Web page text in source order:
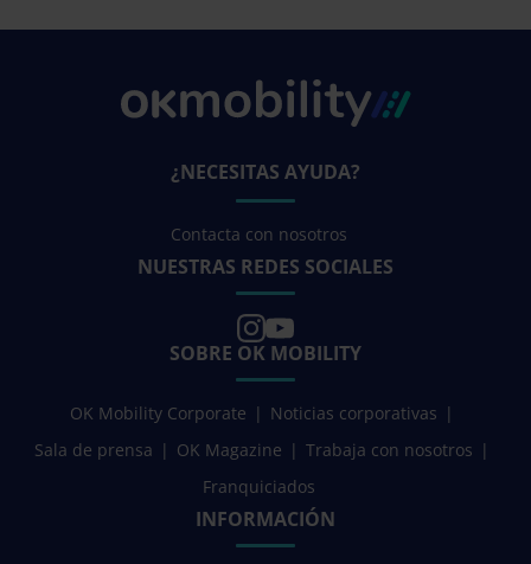
¿NECESITAS AYUDA?
Contacta con nosotros
NUESTRAS REDES SOCIALES
SOBRE OK MOBILITY
OK Mobility Corporate
Noticias corporativas
Sala de prensa
OK Magazine
Trabaja con nosotros
Franquiciados
INFORMACIÓN